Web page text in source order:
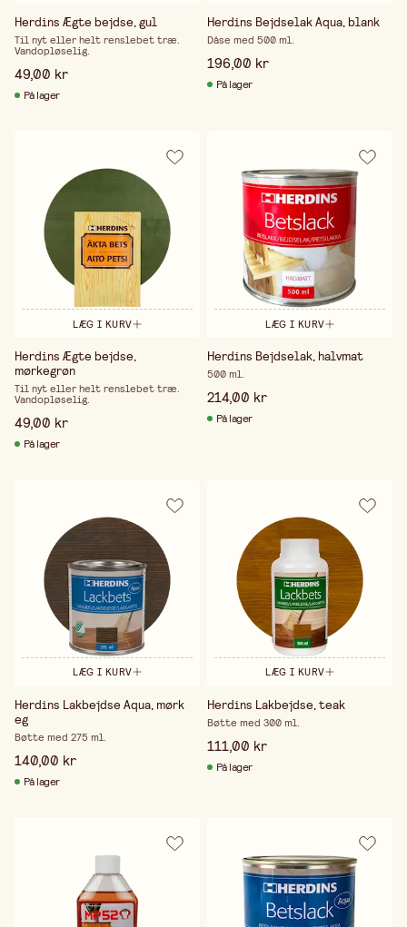
Herdins Ægte bejdse, gul
Til nyt eller helt renslebet træ.
Vandopløselig.
49,00 kr
På lager
Herdins Bejdselak Aqua, blank
Dåse med 500 ml.
196,00 kr
På lager
LÆG I KURV
Herdins Ægte bejdse,
mørkegrøn
Til nyt eller helt renslebet træ.
Vandopløselig.
49,00 kr
På lager
LÆG I KURV
Herdins Bejdselak, halvmat
500 ml.
214,00 kr
På lager
LÆG I KURV
Herdins Lakbejdse Aqua, mørk
eg
Bøtte med 275 ml.
140,00 kr
På lager
LÆG I KURV
Herdins Lakbejdse, teak
Bøtte med 300 ml.
111,00 kr
På lager